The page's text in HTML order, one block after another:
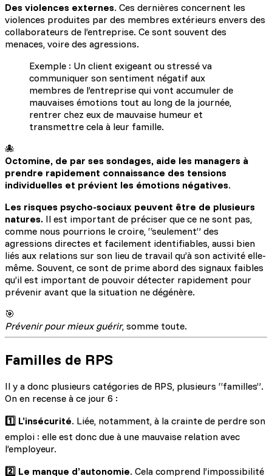
Des violences externes. Ces dernières concernent les
violences produites par des membres extérieurs envers des
collaborateurs de l’entreprise. Ce sont souvent des
menaces, voire des agressions.
Exemple : Un client exigeant ou stressé va
communiquer son sentiment négatif aux
membres de l’entreprise qui vont accumuler de
mauvaises émotions tout au long de la journée,
rentrer chez eux de mauvaise humeur et
transmettre cela à leur famille.
🐙
Octomine, de par ses sondages, aide les managers à
prendre rapidement connaissance des tensions
individuelles et prévient les émotions négatives.
Les risques psycho-sociaux peuvent être de plusieurs
natures. Il est important de préciser que ce ne sont pas,
comme nous pourrions le croire, “seulement” des
agressions directes et facilement identifiables, aussi bien
liés aux relations sur son lieu de travail qu’à son activité elle-
même. Souvent, ce sont de prime abord des signaux faibles
qu’il est important de pouvoir détecter rapidement pour
prévenir avant que la situation ne dégénère.
🎯
Prévenir pour mieux guérir, somme toute.
Familles de RPS
Il y a donc plusieurs catégories de RPS, plusieurs “familles”.
On en recense à ce jour 6 :
1️⃣ L’insécurité. Liée, notamment, à la crainte de perdre son
emploi : elle est donc due à une mauvaise relation avec
l’employeur.
2️⃣ Le manque d’autonomie. Cela comprend l’impossibilité